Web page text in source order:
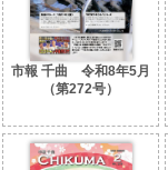
市報 千曲 令和8年5月
（第272号）